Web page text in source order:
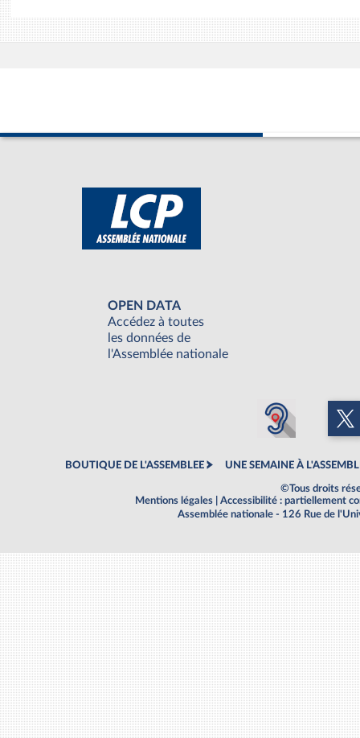
OPEN DATA
Accédez à toutes
les données de
l'Assemblée nationale
BOUTIQUE DE L'ASSEMBLEE UNE SEMAINE À
©Tous droits
Mentions légales
Accessibilité : partiellement
Assemblée nationale - 126 Rue de